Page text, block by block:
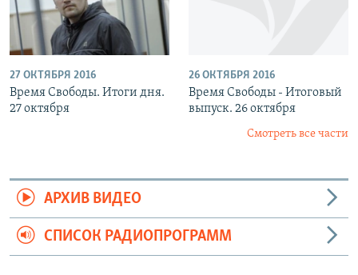
27 ОКТЯБРЯ 2016
Время Свободы. Итоги дня.
27 октября
26 ОКТЯБРЯ 2016
Время Свободы - Итоговый
выпуск. 26 октября
Смотреть все части
АРХИВ ВИДЕО
СПИСОК РАДИОПРОГРАММ